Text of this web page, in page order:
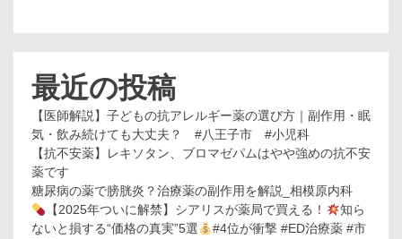
最近の投稿
【医師解説】子どもの抗アレルギー薬の選び方｜副作用・眠
気・飲み続けても大丈夫？ #八王子市 #小児科
【抗不安薬】レキソタン、ブロマゼパムはやや強めの抗不安
薬です
糖尿病の薬で膀胱炎？治療薬の副作用を解説_相模原内科
【2025年ついに解禁】シアリスが薬局で買える！
知ら
ないと損する“価格の真実”5選
#4位が衝撃 #ED治療薬 #市